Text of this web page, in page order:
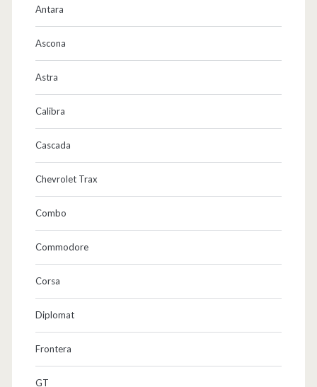
Antara
Ascona
Astra
Calibra
Cascada
Chevrolet Trax
Combo
Commodore
Corsa
Diplomat
Frontera
GT